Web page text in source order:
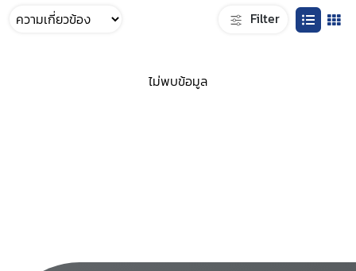
Filter
ไม่พบข้อมูล